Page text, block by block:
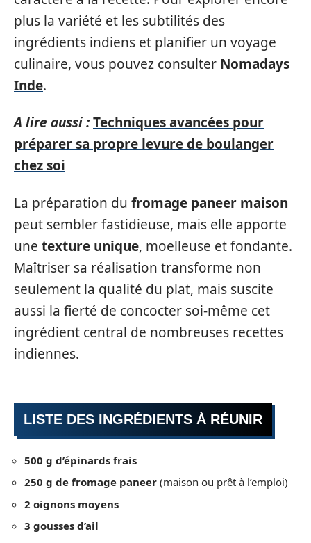
plus la variété et les subtilités des
ingrédients indiens et planifier un voyage
culinaire, vous pouvez consulter Nomadays
Inde.
A lire aussi :Techniques avancées pour
préparer sa propre levure de boulanger
chez soi
La préparation du fromage paneer maison
peut sembler fastidieuse, mais elle apporte
une texture unique, moelleuse et fondante.
Maîtriser sa réalisation transforme non
seulement la qualité du plat, mais suscite
aussi la fierté de concocter soi-même cet
ingrédient central de nombreuses recettes
indiennes.
LISTE DES INGRÉDIENTS À RÉUNIR
500 g d’épinards frais
250 g de fromage paneer (maison ou prêt à l’emploi)
2 oignons moyens
3 gousses d’ail